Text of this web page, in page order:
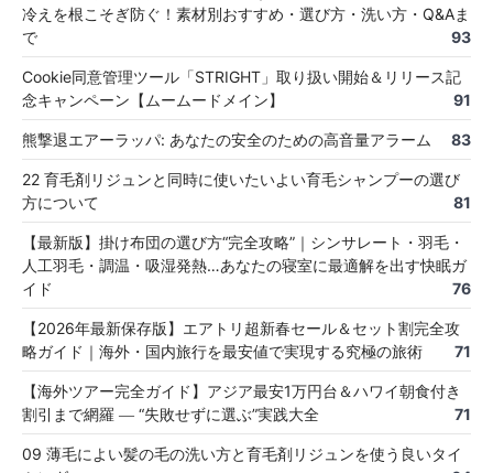
冷えを根こそぎ防ぐ！素材別おすすめ・選び方・洗い方・Q&Aま
で
93
Cookie同意管理ツール「STRIGHT」取り扱い開始＆リリース記
念キャンペーン【ムームードメイン】
91
熊撃退エアーラッパ: あなたの安全のための高音量アラーム 83
22 育毛剤リジュンと同時に使いたいよい育毛シャンプーの選び
方について
81
【最新版】掛け布団の選び方“完全攻略”｜シンサレート・羽毛・
人工羽毛・調温・吸湿発熱…あなたの寝室に最適解を出す快眠ガ
イド
76
【2026年最新保存版】エアトリ超新春セール＆セット割完全攻
略ガイド｜海外・国内旅行を最安値で実現する究極の旅術
71
【海外ツアー完全ガイド】アジア最安1万円台＆ハワイ朝食付き
割引まで網羅 ― “失敗せずに選ぶ”実践大全
71
09 薄毛によい髪の毛の洗い方と育毛剤リジュンを使う良いタイ